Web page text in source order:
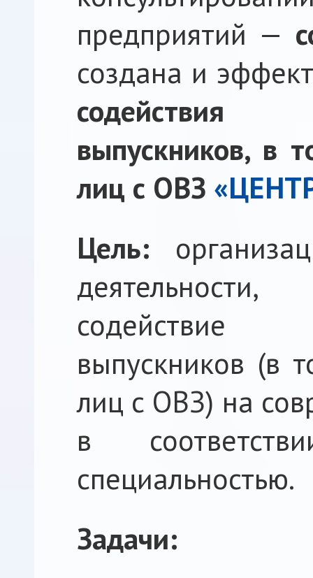
предприятий —
создана и
содействия
выпускников, в
лиц с ОВЗ
Цель:
содействие
выпускников (в
лиц с ОВЗ) на
в
специальностью.
Задачи: